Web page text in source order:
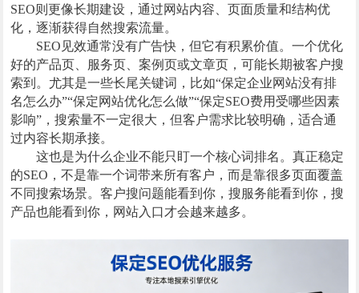
SEO则更像长期建设，通过网站内容、页面质量和结构优
化，逐渐获得自然搜索流量。
SEO见效通常没有广告快，但它有积累价值。一个优化
好的产品页、服务页、案例页或文章页，可能长期被客户搜
索到。尤其是一些长尾关键词，比如“保定企业网站没有排
名怎么办”“保定网站优化怎么做”“保定SEO费用受哪些因素
影响”，搜索量不一定很大，但客户需求比较明确，适合通
过内容长期承接。
这也是为什么企业不能只盯一个核心词排名。真正稳定
的SEO，不是靠一个词带来所有客户，而是靠很多页面覆盖
不同搜索场景。客户搜问题能看到你，搜服务能看到你，搜
产品也能看到你，网站入口才会越来越多。